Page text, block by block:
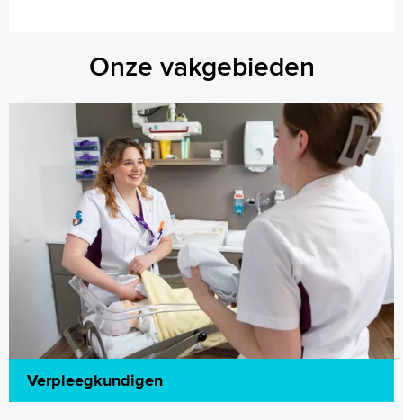
Onze vakgebieden
Verpleegkundigen